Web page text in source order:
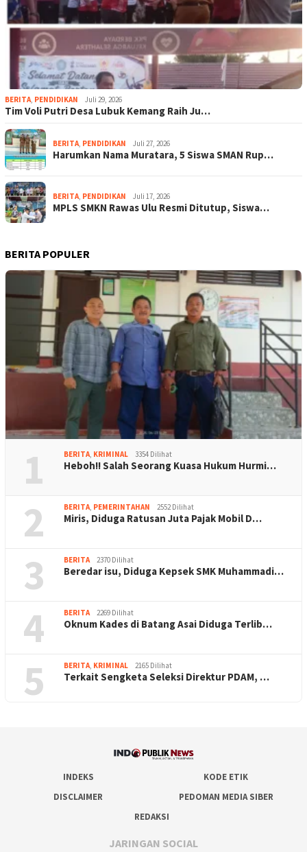
BERITA, PENDIDIKAN Juli 29, 2026
Tim Voli Putri Desa Lubuk Kemang Raih Ju…
BERITA, PENDIDIKAN Juli 27, 2026
Harumkan Nama Muratara, 5 Siswa SMAN Rup…
BERITA, PENDIDIKAN Juli 17, 2026
MPLS SMKN Rawas Ulu Resmi Ditutup, Siswa…
BERITA POPULER
1 BERITA, KRIMINAL 3354 Dilihat
Heboh!! Salah Seorang Kuasa Hukum Hurmi…
2 BERITA, PEMERINTAHAN 2552 Dilihat
Miris, Diduga Ratusan Juta Pajak Mobil D…
3 BERITA 2370 Dilihat
Beredar isu, Diduga Kepsek SMK Muhammadi…
4 BERITA 2269 Dilihat
Oknum Kades di Batang Asai Diduga Terlib…
5 BERITA, KRIMINAL 2165 Dilihat
Terkait Sengketa Seleksi Direktur PDAM, …
INDEKS
KODE ETIK
DISCLAIMER
PEDOMAN MEDIA SIBER
REDAKSI
JARINGAN SOCIAL